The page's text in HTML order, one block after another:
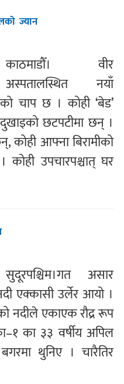
ज्यान
काठमाडौँ। वीर
अस्पतालस्थित नयाँ
चाप छ । कोही ‘बेड’
छटपटीमा छन् ।
कोही आफ्ना बिरामीको
उपचारपश्चात् घर
सुदूरपश्चिम।गत असार
एक्कासी उर्लेर आयो ।
नदीले एकाएक रौद्र रूप
का ३३ वर्षीय अपिल
थुनिए । चारैतिर